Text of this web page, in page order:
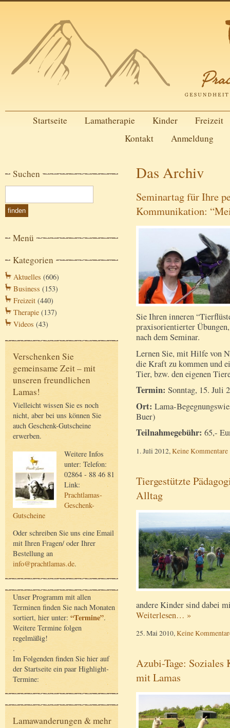
Startseite Lamatherapie Kinder
Freizeit
Kontakt
Anmeldung
Suchen
Menü
Kategorien
Aktuelles (606)
Business (153)
Freizeit (440)
Therapie (137)
Videos (43)
Verschenken Sie
gemeinsame Zeit – mit
unseren freundlichen
Lamas!
Vielleicht wissen Sie es noch
nicht, aber bei uns können Sie
auch Geschenk-Gutscheine
erwerben.
Weitere Infos
unter: Telefon:
02864 - 88 46 81
Link:
Prachtlamas-
Geschenk-
Gutscheine
Oder schreiben Sie uns eine Email
mit Ihren Fragen/ oder Ihrer
Bestellung an
info@prachtlamas.de.
Unser Programm mit allen
Terminen finden Sie nach Monaten
sortiert, hier unter: “Termine”.
Weitere Termine folgen
regelmäßig!
.
Im Folgenden finden Sie hier auf
der Startseite ein paar Highlight-
Termine:
Lamawanderungen & mehr
Das Archiv
Seminartag für Ihre
Kommunikation:
Sie Ihren inneren
praxisorientierter
nach dem Seminar.
Lernen Sie, mit Hilfe von
die Kraft zu kommen und
Tier, bzw. den eigenen
Termin: Sonntag, 15. Juli
Ort: Lama-
Buer)
Teilnahmegebühr: 65,-
1. Juli 2012, Keine Kommentare
Tiergestützte
Alltag
andere Kinder sind dabei
Weiterlesen… »
25. Mai 2010,Keine
Azubi-Tage:
mit Lamas